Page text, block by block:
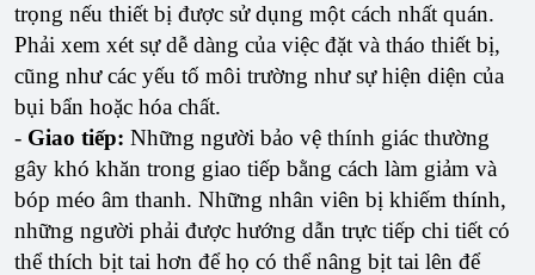
trọng nếu thiết bị được sử dụng một cách nhất quán.
Phải xem xét sự dễ dàng của việc đặt và tháo thiết bị,
cũng như các yếu tố môi trường như sự hiện diện của
bụi bẩn hoặc hóa chất.
- Giao tiếp: Những người bảo vệ thính giác thường
gây khó khăn trong giao tiếp bằng cách làm giảm và
bóp méo âm thanh. Những nhân viên bị khiếm thính,
những người phải được hướng dẫn trực tiếp chi tiết có
thể thích bịt tai hơn để họ có thể nâng bịt tai lên để